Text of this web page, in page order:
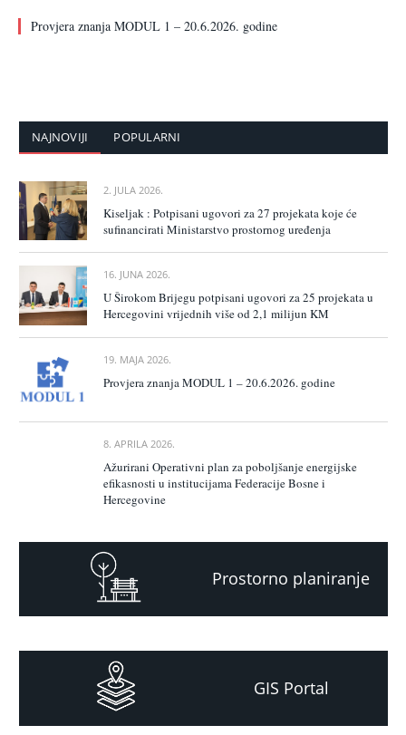
Provjera znanja MODUL 1 – 20.6.2026. godine
NAJNOVIJI POPULARNI
2. JULA 2026.
Kiseljak : Potpisani ugovori za 27 projekata koje će
sufinancirati Ministarstvo prostornog uređenja
16. JUNA 2026.
U Širokom Brijegu potpisani ugovori za 25 projekata u
Hercegovini vrijednih više od 2,1 milijun KM
19. MAJA 2026.
Provjera znanja MODUL 1 – 20.6.2026. godine
8. APRILA 2026.
Ažurirani Operativni plan za poboljšanje energijske
efikasnosti u institucijama Federacije Bosne i
Hercegovine
Prostorno planiranje
GIS Portal